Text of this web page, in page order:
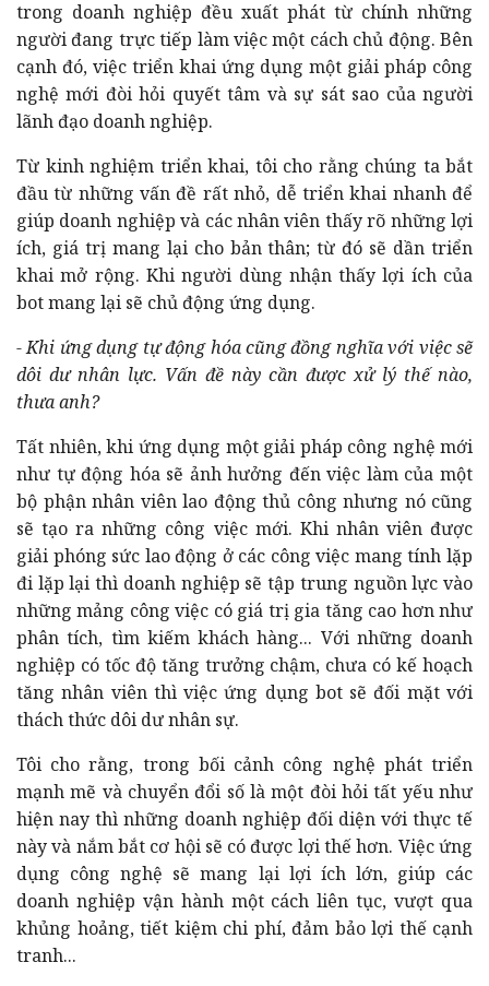
trong doanh nghiệp đều xuất phát từ chính những
người đang trực tiếp làm việc một cách chủ động. Bên
cạnh đó, việc triển khai ứng dụng một giải pháp công
nghệ mới đòi hỏi quyết tâm và sự sát sao của người
lãnh đạo doanh nghiệp.
Từ kinh nghiệm triển khai, tôi cho rằng chúng ta bắt
đầu từ những vấn đề rất nhỏ, dễ triển khai nhanh để
giúp doanh nghiệp và các nhân viên thấy rõ những lợi
ích, giá trị mang lại cho bản thân; từ đó sẽ dần triển
khai mở rộng. Khi người dùng nhận thấy lợi ích của
bot mang lại sẽ chủ động ứng dụng.
- Khi ứng dụng tự động hóa cũng đồng nghĩa với việc sẽ
dôi dư nhân lực. Vấn đề này cần được xử lý thế nào,
thưa anh?
Tất nhiên, khi ứng dụng một giải pháp công nghệ mới
như tự động hóa sẽ ảnh hưởng đến việc làm của một
bộ phận nhân viên lao động thủ công nhưng nó cũng
sẽ tạo ra những công việc mới. Khi nhân viên được
giải phóng sức lao động ở các công việc mang tính lặp
đi lặp lại thì doanh nghiệp sẽ tập trung nguồn lực vào
những mảng công việc có giá trị gia tăng cao hơn như
phân tích, tìm kiếm khách hàng... Với những doanh
nghiệp có tốc độ tăng trưởng chậm, chưa có kế hoạch
tăng nhân viên thì việc ứng dụng bot sẽ đối mặt với
thách thức dôi dư nhân sự.
Tôi cho rằng, trong bối cảnh công nghệ phát triển
mạnh mẽ và chuyển đổi số là một đòi hỏi tất yếu như
hiện nay thì những doanh nghiệp đối diện với thực tế
này và nắm bắt cơ hội sẽ có được lợi thế hơn. Việc ứng
dụng công nghệ sẽ mang lại lợi ích lớn, giúp các
doanh nghiệp vận hành một cách liên tục, vượt qua
khủng hoảng, tiết kiệm chi phí, đảm bảo lợi thế cạnh
tranh...